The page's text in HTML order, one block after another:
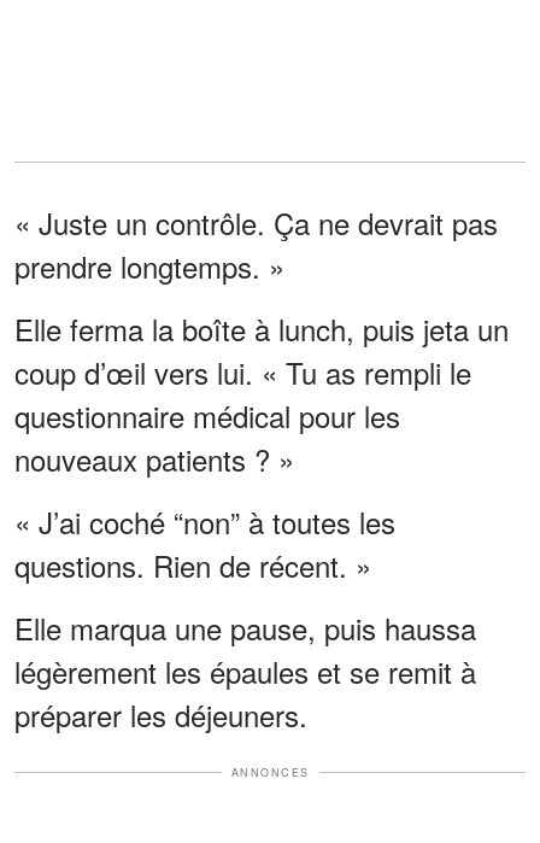
« Juste un contrôle. Ça ne devrait pas
prendre longtemps. »
Elle ferma la boîte à lunch, puis jeta un
coup d’œil vers lui. « Tu as rempli le
questionnaire médical pour les
nouveaux patients ? »
« J’ai coché “non” à toutes les
questions. Rien de récent. »
Elle marqua une pause, puis haussa
légèrement les épaules et se remit à
préparer les déjeuners.
ANNONCES